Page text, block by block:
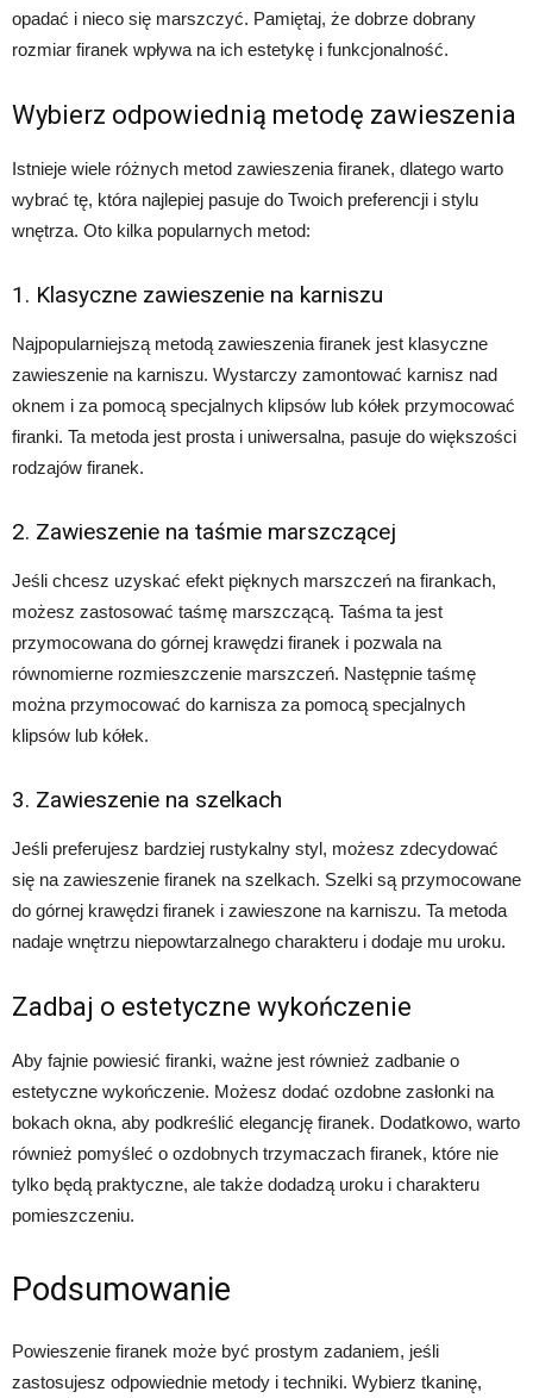
opadać i nieco się marszczyć. Pamiętaj, że dobrze dobrany
rozmiar firanek wpływa na ich estetykę i funkcjonalność.
Wybierz odpowiednią metodę zawieszenia
Istnieje wiele różnych metod zawieszenia firanek, dlatego warto
wybrać tę, która najlepiej pasuje do Twoich preferencji i stylu
wnętrza. Oto kilka popularnych metod:
1. Klasyczne zawieszenie na karniszu
Najpopularniejszą metodą zawieszenia firanek jest klasyczne
zawieszenie na karniszu. Wystarczy zamontować karnisz nad
oknem i za pomocą specjalnych klipsów lub kółek przymocować
firanki. Ta metoda jest prosta i uniwersalna, pasuje do większości
rodzajów firanek.
2. Zawieszenie na taśmie marszczącej
Jeśli chcesz uzyskać efekt pięknych marszczeń na firankach,
możesz zastosować taśmę marszczącą. Taśma ta jest
przymocowana do górnej krawędzi firanek i pozwala na
równomierne rozmieszczenie marszczeń. Następnie taśmę
można przymocować do karnisza za pomocą specjalnych
klipsów lub kółek.
3. Zawieszenie na szelkach
Jeśli preferujesz bardziej rustykalny styl, możesz zdecydować
się na zawieszenie firanek na szelkach. Szelki są przymocowane
do górnej krawędzi firanek i zawieszone na karniszu. Ta metoda
nadaje wnętrzu niepowtarzalnego charakteru i dodaje mu uroku.
Zadbaj o estetyczne wykończenie
Aby fajnie powiesić firanki, ważne jest również zadbanie o
estetyczne wykończenie. Możesz dodać ozdobne zasłonki na
bokach okna, aby podkreślić elegancję firanek. Dodatkowo, warto
również pomyśleć o ozdobnych trzymaczach firanek, które nie
tylko będą praktyczne, ale także dodadzą uroku i charakteru
pomieszczeniu.
Podsumowanie
Powieszenie firanek może być prostym zadaniem, jeśli
zastosujesz odpowiednie metody i techniki. Wybierz tkaninę,